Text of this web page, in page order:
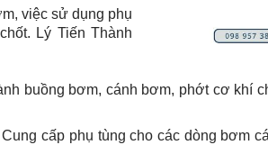
việc sử dụng phụ
Lý Tiến Thành
buồng bơm, cánh bơm, phớt cơ khí
cấp phụ tùng cho các dòng bơm